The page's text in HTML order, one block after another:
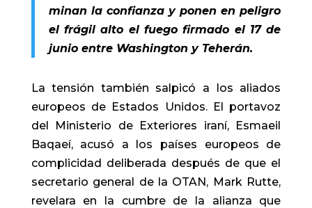
minan la confianza y ponen en peligro
el frágil alto el fuego firmado el 17 de
junio entre Washington y Teherán.
La tensión también salpicó a los aliados
europeos de Estados Unidos. El portavoz
del Ministerio de Exteriores iraní, Esmaeil
Baqaeí, acusó a los países europeos de
complicidad deliberada después de que el
secretario general de la OTAN, Mark Rutte,
revelara en la cumbre de la alianza que